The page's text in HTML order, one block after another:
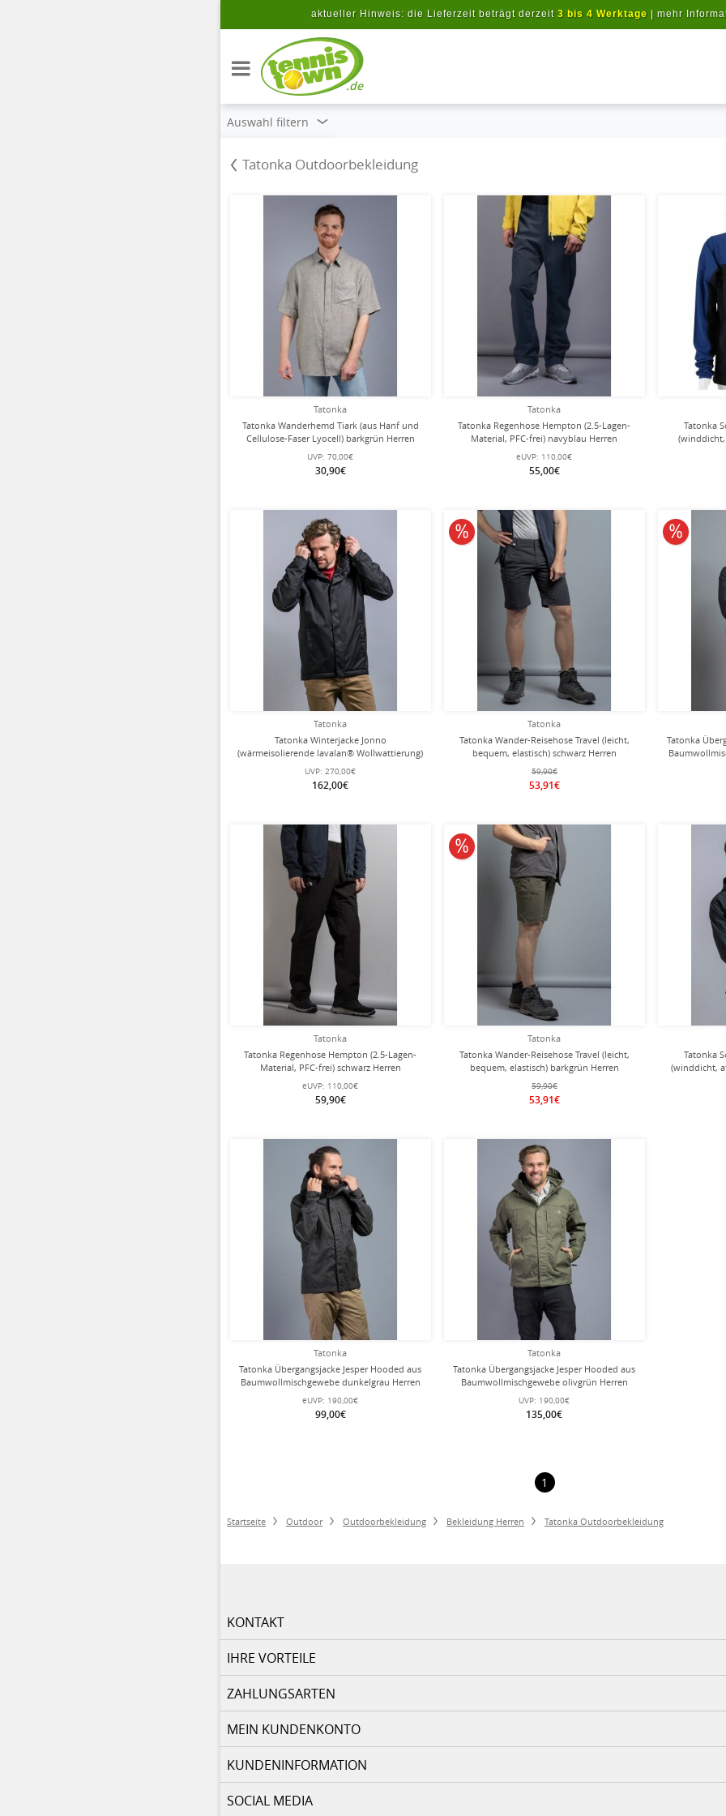
aktueller Hinweis: die Lieferzeit beträgt derzeit 3 bis 4 Werktage mehr
.de
Auswahl filtern
Tatonka Outdoorbekleidung
Tatonka
Tatonka Wanderhemd Tiark (aus Hanf und
Cellulose-Faser Lyocell) barkgrün Herren
UVP: 70,00€
30,90€
Tatonka
Tatonka Regenhose Hempton (2.5-Lagen-
Material, PFC-frei) navyblau Herren
eUVP: 110,00€
55,00€
Tatonka
Tatonka
Tatonka Winterjacke Jonno
(wärmeisolierende lavalan® Wollwattierung)
UVP: 270,00€
162,00€
Tatonka
Tatonka Wander-Reisehose Travel (leicht,
bequem, elastisch) schwarz Herren
59,90€
53,91€
10% reduziert
Tatonka
10%
Tatonka
Tatonka Regenhose Hempton (2.5-Lagen-
Material, PFC-frei) schwarz Herren
eUVP: 110,00€
59,90€
Tatonka
Tatonka Wander-Reisehose Travel (leicht,
bequem, elastisch) barkgrün Herren
59,90€
53,91€
10% reduziert
Tatonka
(winddicht,
Tatonka
Tatonka Übergangsjacke Jesper Hooded aus
Baumwollmischgewebe dunkelgrau Herren
eUVP: 190,00€
99,00€
Tatonka
Tatonka Übergangsjacke Jesper Hooded aus
Baumwollmischgewebe olivgrün Herren
UVP: 190,00€
135,00€
1
Startseite Outdoor Outdoorbekleidung Bekleidung Herren Tatonka Outdoorbekleidung
KONTAKT
IHRE VORTEILE
ZAHLUNGSARTEN
MEIN KUNDENKONTO
KUNDENINFORMATION
SOCIAL MEDIA